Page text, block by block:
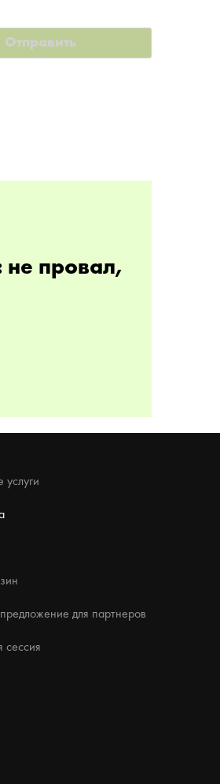
не провал,
услуги
для партнеров
сессия